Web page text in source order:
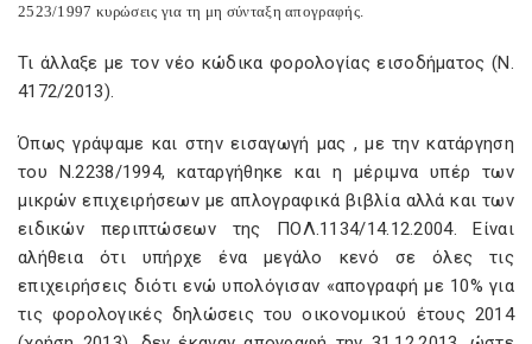
2523/1997 κυρώσεις για τη μη σύνταξη απογραφής.
Τι άλλαξε με τον νέο κώδικα φορολογίας εισοδήματος (Ν.
4172/2013).
Όπως γράψαμε και στην εισαγωγή μας , με την κατάργηση
του Ν.2238/1994, καταργήθηκε και η μέριμνα υπέρ των
μικρών επιχειρήσεων με απλογραφικά βιβλία αλλά και των
ειδικών περιπτώσεων της ΠΟΛ.1134/14.12.2004. Είναι
αλήθεια ότι υπήρχε ένα μεγάλο κενό σε όλες τις
επιχειρήσεις διότι ενώ υπολόγισαν «απογραφή με 10% για
τις φορολογικές δηλώσεις του οικονομικού έτους 2014